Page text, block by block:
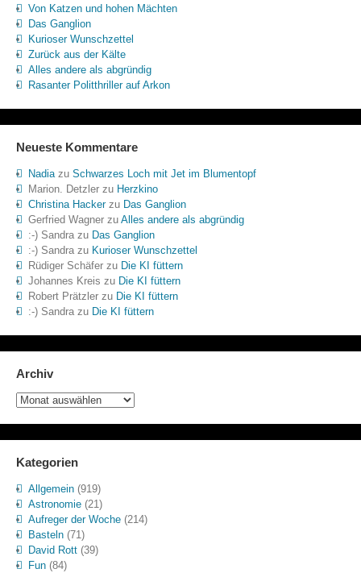
Von Katzen und hohen Mächten
Das Ganglion
Kurioser Wunschzettel
Zurück aus der Kälte
Alles andere als abgründig
Rasanter Politthriller auf Arkon
Neueste Kommentare
Nadiazu Schwarzes Loch mit Jet im Blumentopf
Marion. Detzlerzu Herzkino
Christina Hackerzu Das Ganglion
Gerfried Wagnerzu Alles andere als abgründig
:-) Sandrazu Das Ganglion
:-) Sandrazu Kurioser Wunschzettel
Rüdiger Schäferzu Die KI füttern
Johannes Kreis zu Die KI füttern
Robert Prätzlerzu Die KI füttern
:-) Sandrazu Die KI füttern
Archiv
Archiv
Kategorien
Allgemein(919)
Astronomie(21)
Aufreger der Woche(214)
Basteln(71)
David Rott(39)
Fun(84)